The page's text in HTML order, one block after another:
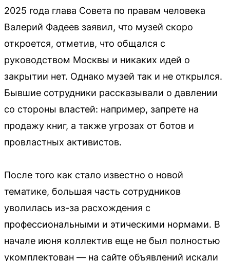
2025 года глава Совета по правам человека
Валерий Фадеев заявил, что музей скоро
откроется, отметив, что общался с
руководством Москвы и никаких идей о
закрытии нет. Однако музей так и не открылся.
Бывшие сотрудники рассказывали о давлении
со стороны властей: например, запрете на
продажу книг, а также угрозах от ботов и
провластных активистов.
После того как стало известно о новой
тематике, большая часть сотрудников
уволилась из-за расхождения с
профессиональными и этическими нормами. В
начале июня коллектив еще не был полностью
укомплектован — на сайте объявлений искали